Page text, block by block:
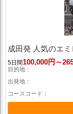
成田発 人気のエ
5日間100,000円～
目的地
出発地
コースコード